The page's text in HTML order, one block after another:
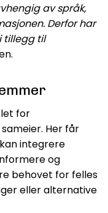
av språk,
Derfor har
tillegg til
for
Her får
integrere
og
behovet for felles
eller alternative